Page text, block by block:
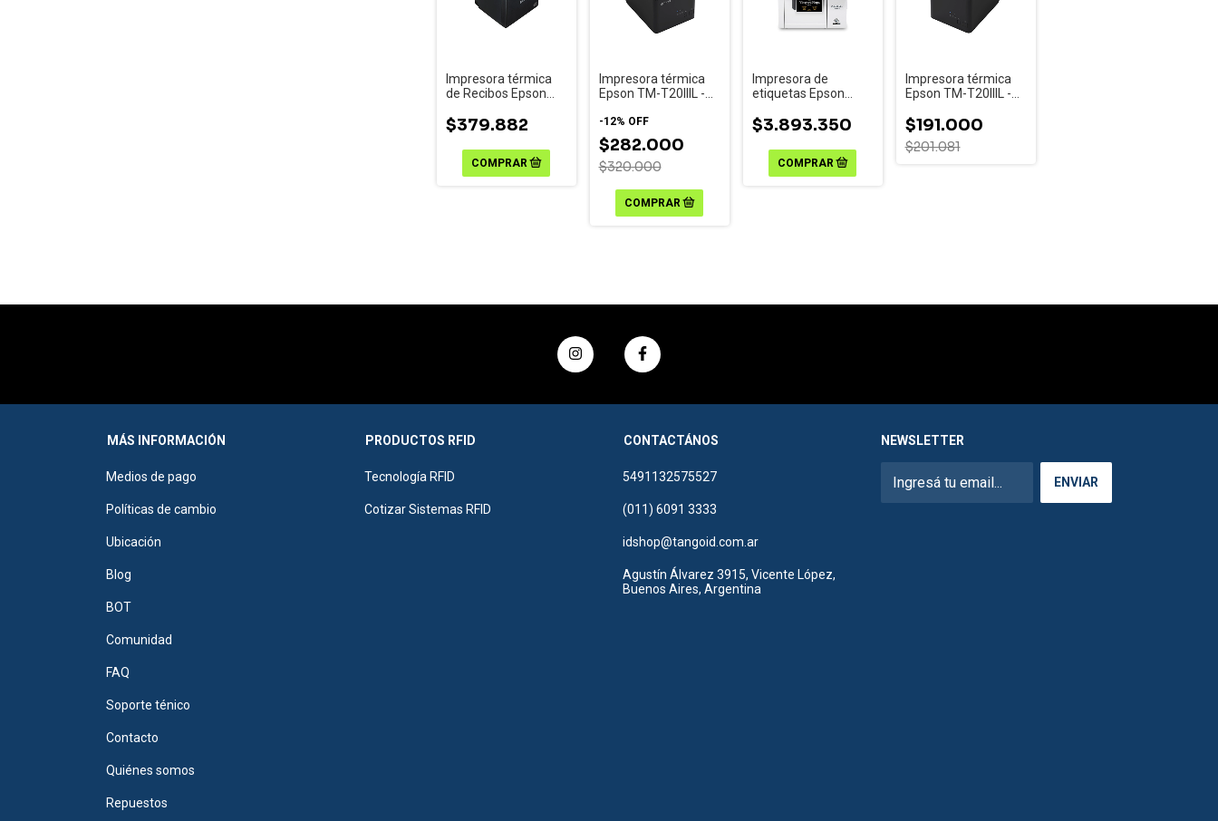
Impresora térmica
de Recibos Epson
$379.882
Impresora térmica
Epson TM-T20IIIL -
-12% OFF
$282.000
$320.000
Impresora de
etiquetas Epson
$3.893.350
Impresora térmica
Epson TM-T20IIIL -
$191.000
$201.081
MÁS INFORMACIÓN
Medios de pago
Políticas de cambio
Ubicación
Blog
BOT
Comunidad
FAQ
Soporte ténico
Contacto
Quiénes somos
Repuestos
PRODUCTOS RFID
Tecnología RFID
Cotizar Sistemas RFID
CONTACTÁNOS
5491132575527
(011) 6091 3333
idshop@tangoid.com.ar
Agustín Álvarez 3915, Vicente López,
Buenos Aires, Argentina
NEWSLETTER